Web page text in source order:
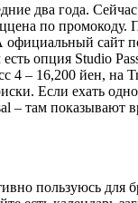
два года.
по
сайт
опция Studio
4 – 16,200 йен,
Если ехать
– там
пользуюсь